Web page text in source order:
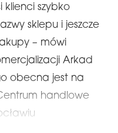
klienci szybko
sklepu i jeszcze
– mówi
Arkad
obecna jest na
handlowe